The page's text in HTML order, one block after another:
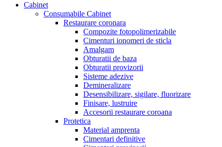
Cabinet
Consumabile Cabinet
Restaurare coronara
Compozite fotopolimerizabile
Cimenturi ionomeri de sticla
Amalgam
Obturatii de baza
Obturatii provizorii
Sisteme adezive
Demineralizare
Desensibilizare, sigilare, fluorizare
Finisare, lustruire
Accesorii restaurare coroana
Protetica
Material amprenta
Cimentari definitive